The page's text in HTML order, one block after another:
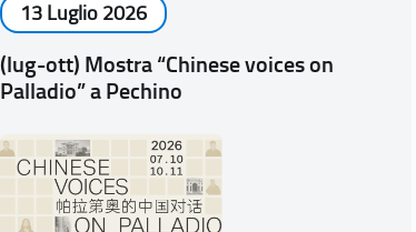
13 Luglio 2026
(lug-ott) Mostra “Chinese voices on
Palladio” a Pechino